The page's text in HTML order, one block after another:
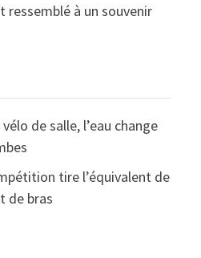
ressemblé à un souvenir
de salle, l’eau change
tire l’équivalent de
de bras